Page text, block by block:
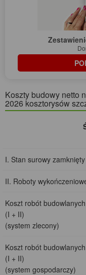
Koszty budowy netto
2026 kosztorysów
I. Stan surowy zamknięty
II. Roboty
Koszt robót budowlanych
(I + II)
(system zlecony)
Koszt robót budowlanych
(I + II)
(system gospodarczy)